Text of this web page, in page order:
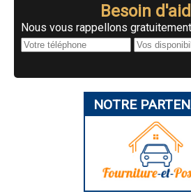
Besoin
Nous vous rappellons
NOTRE